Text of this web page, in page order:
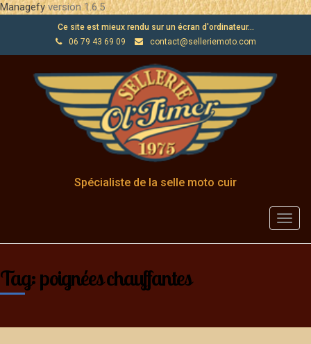
Managefyversion 1.6.5
Ce site est mieux rendu sur un écran d'ordinateur...
06 79 43 69 09
contact@selleriemoto.com
Spécialiste de la selle moto cuir
Tag: poignées chauffantes